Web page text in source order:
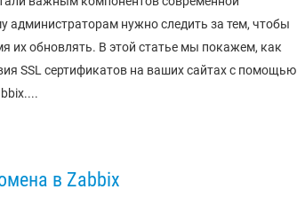
администраторам нужно следить за тем, чтобы
их обновлять. В этой статье мы покажем, как
SSL сертификатов на ваших сайтах с помощью
в Zabbix